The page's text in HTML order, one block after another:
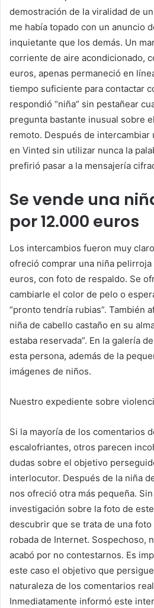
demostración de la viralidad de
me había topado con un anuncio
inquietante que los demás. Un
corriente de aire acondicionado,
euros, apenas permaneció en
tiempo suficiente para contactar
respondió “niña” sin pestañear
pregunta bastante inusual sobre
remoto. Después de intercambiar
en Vinted sin utilizar nunca la
prefirió pasar a la mensajería
Se vende una
por 12.000 euros
Los intercambios fueron muy
ofreció comprar una niña pelirroja
euros, con foto de respaldo. Se
cambiarle el color de pelo o
“pronto tendría rubias”. También
niña de cabello castaño en su
estaba reservada”. En la galería
esta persona, además de la
imágenes de niños.
Nuestro expediente sobre
Si la mayoría de los comentarios
escalofriantes, otros parecen
dudas sobre el objetivo
interlocutor. Después de la niña
nos ofreció otra más pequeña.
investigación sobre la foto de
descubrir que se trata de una
robada de Internet. Sospechoso,
acabó por no contestarnos. Es
este caso el objetivo que
naturaleza de los comentarios
Inmediatamente informó este